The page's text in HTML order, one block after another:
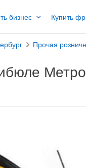
бизнес Купить
Прочая